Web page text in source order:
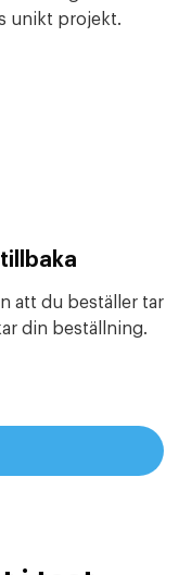
unikt projekt.
att du beställer tar
din beställning.